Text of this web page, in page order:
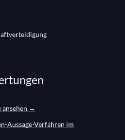
ansehen →
Aussage-Verfahren im